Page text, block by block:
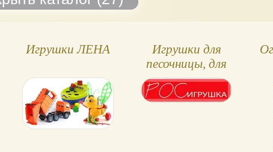
Игрушки ЛЕНА
Игрушки для
песочницы, для
воды -
Рославльская
игрушка